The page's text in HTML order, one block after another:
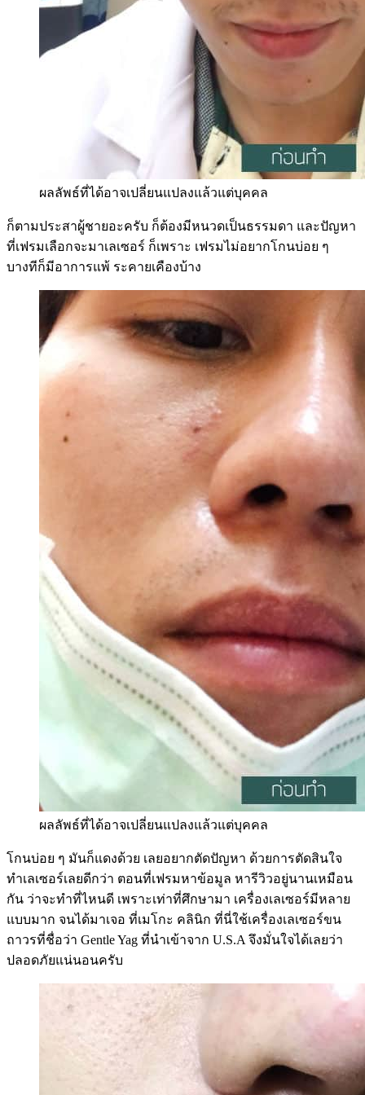
ผลลัพธ์ที่ได้อาจเปลี่ยนแปลงแล้วแต่บุคคล
ก็ตามประสาผู้ชายอะครับ ก็ต้องมีหนวดเป็นธรรมดา และปัญหา
ที่เฟรมเลือกจะมาเลเซอร์ ก็เพราะ เฟรมไม่อยากโกนบ่อย ๆ
บางทีก็มีอาการแพ้ ระคายเคืองบ้าง
ผลลัพธ์ที่ได้อาจเปลี่ยนแปลงแล้วแต่บุคคล
โกนบ่อย ๆ มันก็แดงด้วย เลยอยากตัดปัญหา ด้วยการตัดสินใจ
ทำเลเซอร์เลยดีกว่า ตอนที่เฟรมหาข้อมูล หารีวิวอยู่นานเหมือน
กัน ว่าจะทำที่ไหนดี เพราะเท่าที่ศึกษามา เครื่องเลเซอร์มีหลาย
แบบมาก จนได้มาเจอ ที่เมโกะ คลินิก ที่นี่ใช้เครื่องเลเซอร์ขน
ถาวรที่ชื่อว่า Gentle Yag ที่นำเข้าจาก U.S.A จึงมั่นใจได้เลยว่า
ปลอดภัยแน่นอนครับ